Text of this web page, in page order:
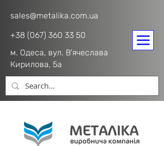
sales@metalika.com.ua
+38 (067) 360 33 50
м. Одеса, вул. В'ячеслава
Кирилова, 5а